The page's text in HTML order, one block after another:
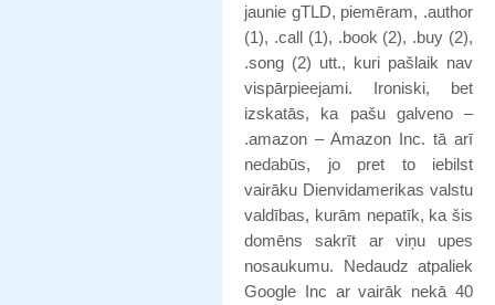
jaunie gTLD, piemēram, .author
(1), .call (1), .book (2), .buy (2),
.song (2) utt., kuri pašlaik nav
vispārpieejami. Ironiski, bet
izskatās, ka pašu galveno –
.amazon – Amazon Inc. tā arī
nedabūs, jo pret to iebilst
vairāku Dienvidamerikas valstu
valdības, kurām nepatīk, ka šis
domēns sakrīt ar viņu upes
nosaukumu. Nedaudz atpaliek
Google Inc ar vairāk nekā 40